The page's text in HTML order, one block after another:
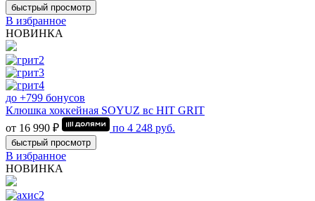
быстрый просмотр
В избранное
НОВИНКА
до +799 бонусов
Клюшка хоккейная SOYUZ вс HIT GRIT
от 16 990 ₽
по 4 248 руб.
быстрый просмотр
В избранное
НОВИНКА